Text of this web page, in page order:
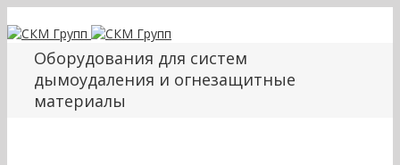
Оборудования для систем
дымоудаления и огнезащитные
материалы